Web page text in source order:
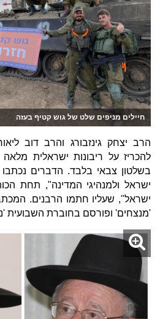
חיילים מניפים שלט של גוש קטיף בעזה
הרב יצחק גינזבורג והרב דוב
להכריז על ריבונות ישראלית
בשלטון צבאי בלבד. הדברים
ישראל ולמנהיגי המדינה", תחת
ישראל", שעליו חתמו הרבנים.
'מנצחים' ופורסם בחוברת השבועית